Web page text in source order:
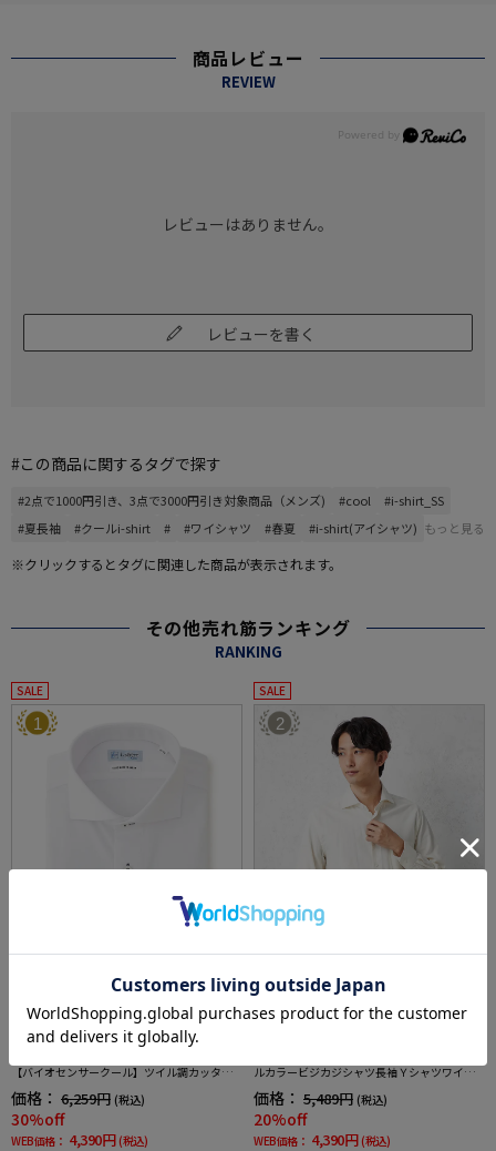
商品レビュー
REVIEW
レビューはありません。
レビューを書く
#この商品に関するタグで探す
#2点で1000円引き、3点で3000円引き対象商品（メンズ) #cool
#i-shirt_SS
#夏長袖
#クールi-shirt # #ワイシャツ #春夏 #i-shirt(アイシャツ) もっと見る
※クリックするとタグに関連した商品が表示されます。
その他売れ筋ランキング
RANKING
SALE
1
【バイオセンサークール】ツイル調カッタウ
汗速乾ワイシャツ春夏
価格： 6,259円 (税込)
30%off
WEB価格： 4,390円 (税込)
SALE
2
ルカラービジカジシャツ長袖Ｙシャツワイシ
価格： 5,489円 (税込)
20%off
WEB価格： 4,390円 (税込)